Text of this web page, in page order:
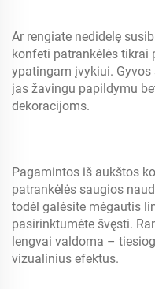
Ar rengiate nedidelę
konfeti patrankėlės tikrai
ypatingam įvykiui.
jas žavingu papildymu
dekoracijoms.
Pagamintos iš aukštos
patrankėlės saugios
todėl galėsite mėgautis
pasirinktumėte švęsti.
lengvai valdoma –
vizualinius efektus.